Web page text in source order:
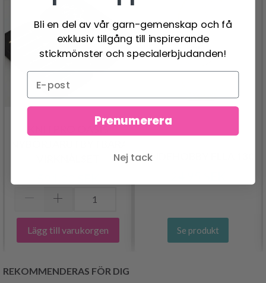
KNITPRO OASIS
Lägg till varukorgen
LINDEHOBBY ELLA 130
Se produkt
REKOMMENDERAS FÖR DIG
Bli en del av vår garn-gemenskap och få
exklusiv tillgång till inspirerande
stickmönster och specialerbjudanden!
Prenumerera
Nej tack